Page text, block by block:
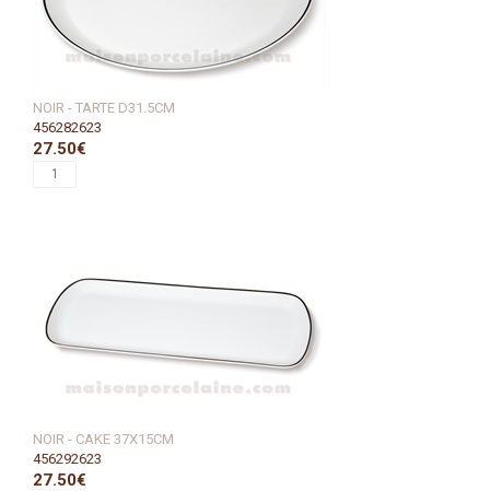
NOIR - TARTE D31.5CM
456282623
27.50€
NOIR - CAKE 37X15CM
456292623
27.50€